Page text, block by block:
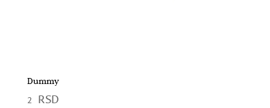
Dummy
2